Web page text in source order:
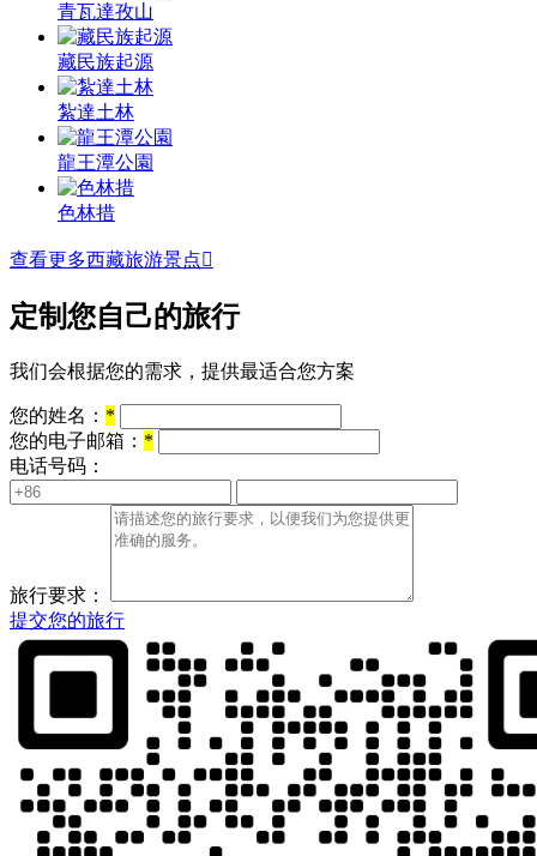
青瓦達孜山
藏民族起源
紮達土林
龍王潭公園
色林措
查看更多西藏旅游景点
定制您自己的旅行
我们会根据您的需求，提供最适合您方案
您的姓名： *
您的电子邮箱： *
电话号码：
旅行要求：
提交您的旅行